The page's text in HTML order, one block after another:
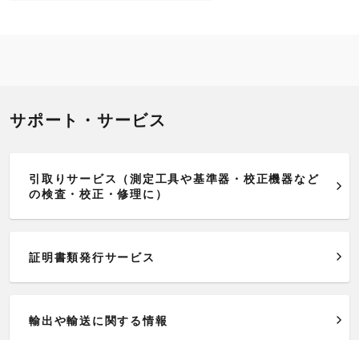
サポート・サービス
引取りサービス（測定工具や基準器・校正機器など
の検査・校正・修理に）
証明書類発行サービス
輸出や輸送に関する情報